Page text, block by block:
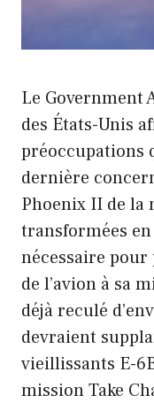
Le Government
des États-Unis
préoccupations
dernière
Phoenix II de la
transformées
nécessaire pour
de l’avion à sa
déjà reculé
devraient
vieillissants E-
mission Take